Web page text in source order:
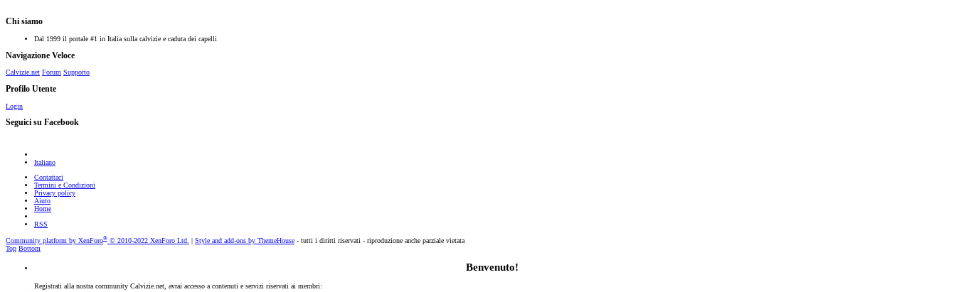
Chi siamo
Dal 1999 il portale #1 in Italia sulla calvizie e caduta dei capelli
Navigazione Veloce
Calvizie.net Forum Supporto
Profilo Utente
Login
Seguici su Facebook
Italiano
Contattaci
Termini e Condizioni
Privacy policy
Aiuto
Home
RSS
Community platform by XenForo® © 2010-2022 XenForo Ltd. Style and add-ons by ThemeHouse - tutti i diritti riservati - riproduzione anche parziale vietata
Top Bottom
Benvenuto!
Registrati alla nostra community Calvizie.net, avrai accesso a contenuti e servizi riservati ai membri: